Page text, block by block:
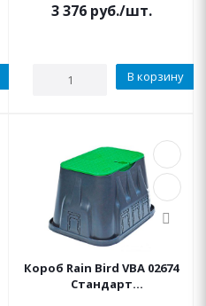
3 376руб./шт.
В корзину
Короб Rain Bird VBA 02674
Стандарт